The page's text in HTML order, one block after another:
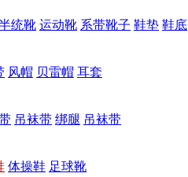
统靴 运动靴 系带靴子 鞋垫 鞋底
风帽 贝雷帽 耳套
吊袜带 绑腿 吊袜带
体操鞋 足球靴